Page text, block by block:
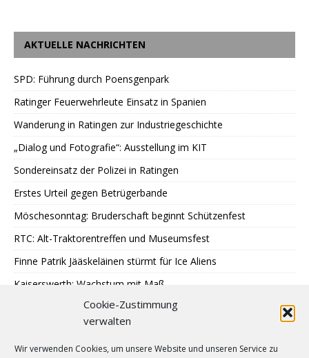
Cookie-Zustimmung
verwalten
Wir verwenden Cookies, um unsere Website und unseren Service zu
AKTUELLE NACHRICHTEN
SPD: Führung durch Poensgenpark
Ratinger Feuerwehrleute Einsatz in Spanien
Wanderung in Ratingen zur Industriegeschichte
„Dialog und Fotografie“: Ausstellung im KIT
Sondereinsatz der Polizei in Ratingen
Erstes Urteil gegen Betrügerbande
Möschesonntag: Bruderschaft beginnt Schützenfest
RTC: Alt-Traktorentreffen und Museumsfest
Finne Patrik Jääskeläinen stürmt für Ice Aliens
Kaiserswerth: Wachstum mit Maß
Gemeinsames Lesen im Park
SPD: 45 Arbeitsjahre sind genug
Hochbeete am JUZ Eggerscheidt